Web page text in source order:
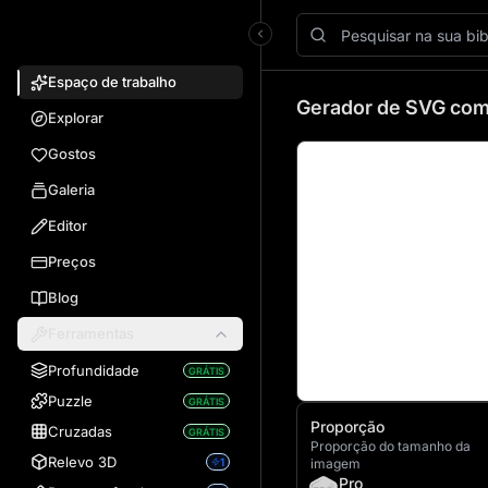
Espaço de trabalho
Explorar
Gostos
Galeria
Editor
Preços
Blog
Profundidade GRÁTIS
Puzzle GRÁTIS
Cruzadas GRÁTIS
Relevo 3D 1
Espaço de trabalho do
Gerador de SVG
Proporção
Proporção do tamanho da
imagem
Pro